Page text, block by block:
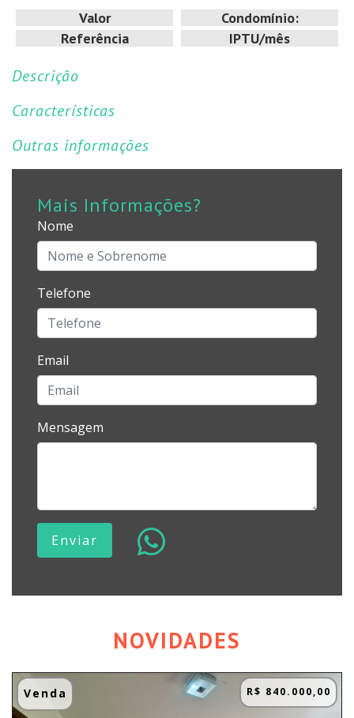
Valor
Referência
Condomínio:
IPTU/mês
Descrição
Características
Outras informações
Mais Informações?
Nome
Telefone
Email
Mensagem
Enviar
NOVIDADES
Venda R$ 840.000,00